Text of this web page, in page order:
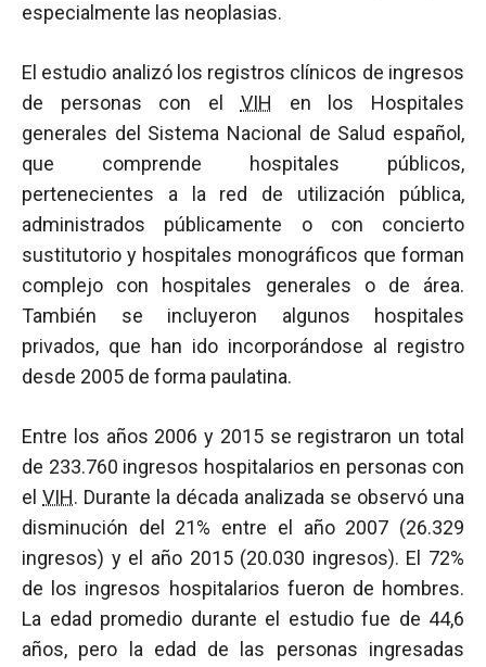
especialmente las neoplasias.
El estudio analizó los registros clínicos de ingresos
de personas con el VIH en los Hospitales
generales del Sistema Nacional de Salud español,
que comprende hospitales públicos,
pertenecientes a la red de utilización pública,
administrados públicamente o con concierto
sustitutorio y hospitales monográficos que forman
complejo con hospitales generales o de área.
También se incluyeron algunos hospitales
privados, que han ido incorporándose al registro
desde 2005 de forma paulatina.
Entre los años 2006 y 2015 se registraron un total
de 233.760 ingresos hospitalarios en personas con
el VIH. Durante la década analizada se observó una
disminución del 21% entre el año 2007 (26.329
ingresos) y el año 2015 (20.030 ingresos). El 72%
de los ingresos hospitalarios fueron de hombres.
La edad promedio durante el estudio fue de 44,6
años, pero la edad de las personas ingresadas